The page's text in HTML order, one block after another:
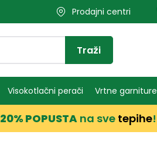
Prodajni centri
Traži
Visokotlačni perači Vrtne garniture
20% POPUSTA na sve tepihe!